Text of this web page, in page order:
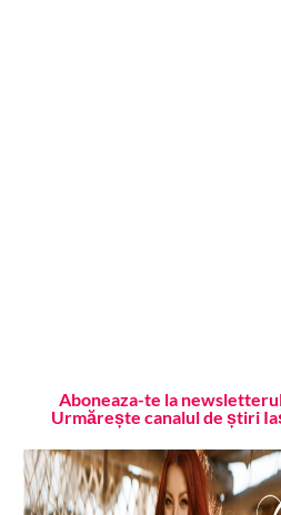
Aboneaza-te la
Urmărește canalul de știri